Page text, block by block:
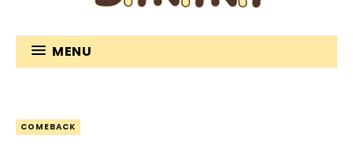
MENU
COMEBACK